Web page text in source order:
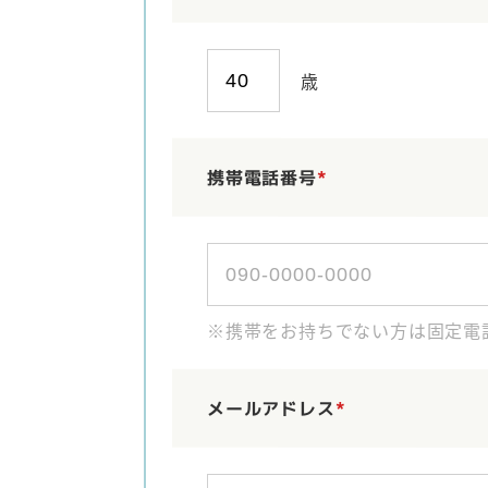
歳
携帯電話番号*
※携帯をお持ちでない方は固定電
メールアドレス*